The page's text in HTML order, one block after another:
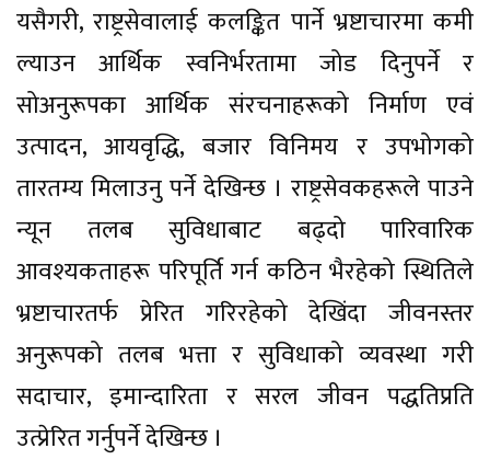
यसैगरी, राष्ट्रसेवालाई कलङ्कित पार्ने भ्रष्टाचारमा कमी
ल्याउन आर्थिक स्वनिर्भरतामा जोड दिनुपर्ने र
सोअनुरूपका आर्थिक संरचनाहरूको निर्माण एवं
उत्पादन, आयवृद्धि, बजार विनिमय र उपभोगको
तारतम्य मिलाउनु पर्ने देखिन्छ । राष्ट्रसेवकहरूले पाउने
न्यून तलब सुविधाबाट बढ्दो पारिवारिक
आवश्यकताहरू परिपूर्ति गर्न कठिन भैरहेको स्थितिले
भ्रष्टाचारतर्फ प्रेरित गरिरहेको देखिंदा जीवनस्तर
अनुरूपको तलब भत्ता र सुविधाको व्यवस्था गरी
सदाचार, इमान्दारिता र सरल जीवन पद्धतिप्रति
उत्प्रेरित गर्नुपर्ने देखिन्छ ।